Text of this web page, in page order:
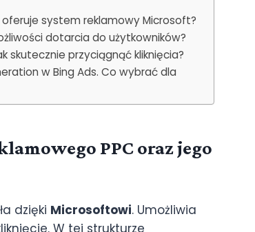
system reklamowy Microsoft?
dotarcia do użytkowników?
skutecznie przyciągnąć kliknięcia?
w Bing Ads. Co wybrać dla
PPC oraz jego
dzięki Microsoftowi. Umożliwia
W tej strukturze